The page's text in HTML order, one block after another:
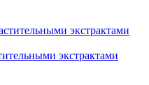
экстрактами